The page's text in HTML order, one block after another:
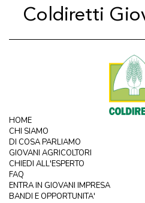
Coldiretti
HOME
CHI SIAMO
DI COSA PARLIAMO
GIOVANI AGRICOLTORI
CHIEDI ALL'ESPERTO
FAQ
ENTRA IN GIOVANI IMPRESA
BANDI E OPPORTUNITA'